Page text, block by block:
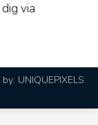
via
UNIQUEPIXELS